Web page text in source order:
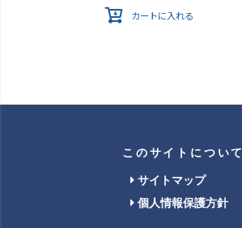
カートに入れる
このサイトについて
サイトマップ
個人情報保護方針